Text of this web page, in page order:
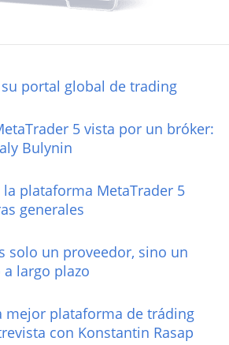
portal global de trading
5 vista por un bróker:
Bulynin
plataforma MetaTrader 5
generales
solo un proveedor, sino un
largo plazo
mejor plataforma de tráding
con Konstantin Rasap